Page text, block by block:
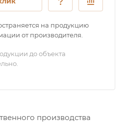
на продукцию
от производителя.
до объекта
производства